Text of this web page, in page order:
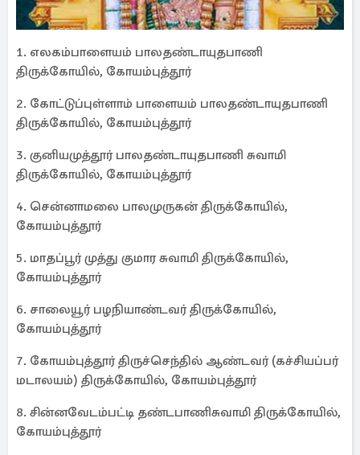
1. எலகம்பாளையம் பாலதண்டாயுதபாணி
திருக்கோயில், கோயம்புத்தூர்
2. கோட்டுப்புள்ளாம் பாளையம் பாலதண்டாயுதபாணி
திருக்கோயில், கோயம்புத்தூர்
3. குனியமுத்தூர் பாலதண்டாயுதபாணி சுவாமி
திருக்கோயில், கோயம்புத்தூர்
4. சென்னாமலை பாலமுருகன் திருக்கோயில்,
கோயம்புத்தூர்
5. மாதப்பூர் முத்து குமார சுவாமி திருக்கோயில்,
கோயம்புத்தூர்
6. சாலையூர் பழநியாண்டவர் திருக்கோயில்,
கோயம்புத்தூர்
7. கோயம்புத்தூர் திருச்செந்தில் ஆண்டவர் (கச்சியப்பர்
மடாலயம்) திருக்கோயில், கோயம்புத்தூர்
8. சின்னவேடம்பட்டி தண்டபாணிசுவாமி திருக்கோயில்,
கோயம்புத்தூர்